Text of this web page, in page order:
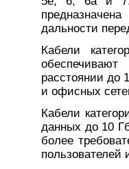
дальности
Кабели
расстоянии до
и офисных
Кабели
данных до 10
более
пользователей